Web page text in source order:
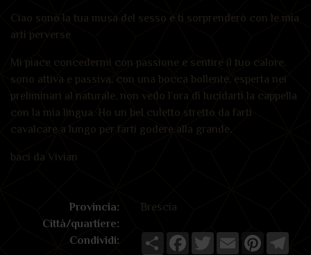
Ciao sono la tua musa del sesso e ti sorprenderò con le mia
arti perverse
Mi piace concedermi con passione e sentire il tuo calore,
sono attiva e passiva, con una bocca bollente, esperta nei
preliminari al naturale, non vedo l’ora di lucidarti la cappella
con la mia lingua. Ho un bel culetto stretto da farti
cavalcare a lungo per farti godere alla grande.
baci da Vivian
Provincia:
Brescia
Città/quartiere:
Condividi:
Share Facebook
TwitterEmail Pinterest